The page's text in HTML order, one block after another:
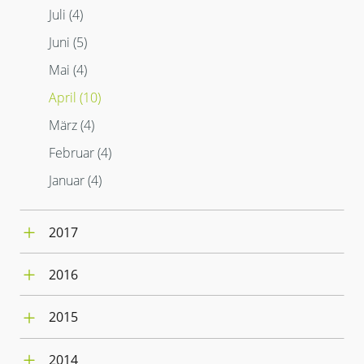
März (5)
Februar (4)
Januar (3)
Juli (4)
Juni (5)
Mai (4)
April (10)
März (4)
Februar (4)
Januar (4)
2017
Oktober (6)
August (1)
2016
November (8)
Oktober (2)
2015
2014